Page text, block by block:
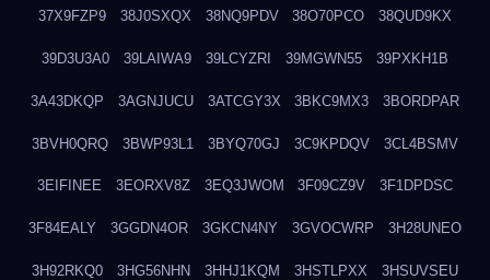
37X9FZP9 38J0SXQX 38NQ9PDV 38O70PCO 38QUD9KX
39D3U3A0 39LAIWA9 39LCYZRI 39MGWN55 39PXKH1B
3A43DKQP 3AGNJUCU 3ATCGY3X 3BKC9MX3 3BORDPAR
3BVH0QRQ 3BWP93L1 3BYQ70GJ 3C9KPDQV 3CL4BSMV
3EIFINEE 3EORXV8Z 3EQ3JWOM 3F09CZ9V 3F1DPDSC
3F84EALY 3GGDN4OR 3GKCN4NY 3GVOCWRP 3H28UNEO
3H92RKQ0 3HG56NHN 3HHJ1KQM 3HSTLPXX 3HSUVSEU